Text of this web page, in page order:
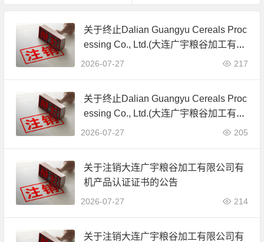
关于终止Dalian Guangyu Cereals Proc
essing Co., Ltd.(大连广宇粮谷加工有限
公司)JAS有机产品认证证书的公告
2026-07-27 217
关于终止Dalian Guangyu Cereals Proc
essing Co., Ltd.(大连广宇粮谷加工有限
公司)JAS有机产品认证证书的公告
2026-07-27 205
关于注销大连广宇粮谷加工有限公司有
机产品认证证书的公告
2026-07-27 214
关于注销大连广宇粮谷加工有限公司有